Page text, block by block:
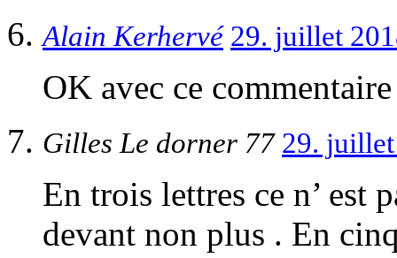
Alain Kerhervé 29. juillet
OK avec ce commentaire
Gilles Le dorner 77 29.
En trois lettres ce n’ est
devant non plus . En